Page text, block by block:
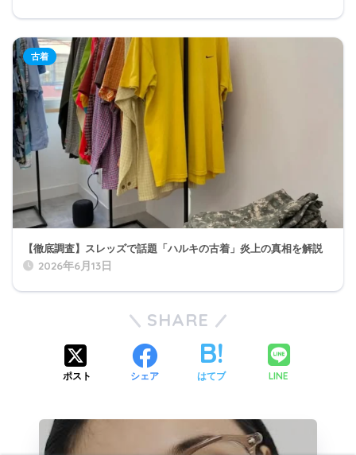
【徹底調査】スレッズで話題「ハルキの古着」炎上の真相を解説
2026年6月13日
古着
SHARE
ポスト シェア はてブ LINE